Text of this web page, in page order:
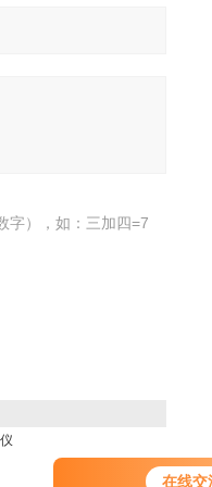
在线交
字），如：三加四=7